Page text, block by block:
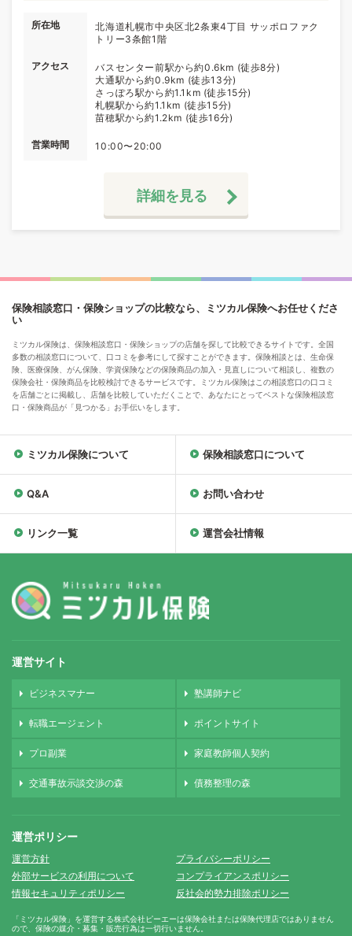
所在地
北海道札幌市中央区北2条東4丁目 サッポロファク
トリー3条館1階
アクセス
バスセンター前駅から約0.6km (徒歩8分)
大通駅から約0.9km (徒歩13分)
さっぽろ駅から約1.1km (徒歩15分)
札幌駅から約1.1km (徒歩15分)
苗穂駅から約1.2km (徒歩16分)
営業時間 10:00〜20:00
詳細を見る
保険相談窓口・保険ショップの比較なら、ミツカル保険へお任せくださ
い
ミツカル保険は、保険相談窓口・保険ショップの店舗を探して比較できるサイトです。全国
多数の相談窓口について、口コミを参考にして探すことができます。保険相談とは、生命保
険、医療保険、がん保険、学資保険などの保険商品の加入・見直しについて相談し、複数の
保険会社・保険商品を比較検討できるサービスです。ミツカル保険はこの相談窓口の口コミ
を店舗ごとに掲載し、店舗を比較していただくことで、あなたにとってベストな保険相談窓
口・保険商品が「見つかる」お手伝いをします。
ミツカル保険について 保険相談窓口について
Q&A お問い合わせ
リンク一覧 運営会社情報
運営サイト
ビジネスマナー 塾講師ナビ
転職エージェント ポイントサイト
プロ副業 家庭教師個人契約
交通事故示談交渉の森 債務整理の森
運営ポリシー
運営方針
プライバシーポリシー
外部サービスの利用について
コンプライアンスポリシー
情報セキュリティポリシー
反社会的勢力排除ポリシー
「ミツカル保険」を運営する株式会社ピーエーは保険会社または保険代理店ではありません
ので、保険の媒介・募集・販売行為は一切行いません。